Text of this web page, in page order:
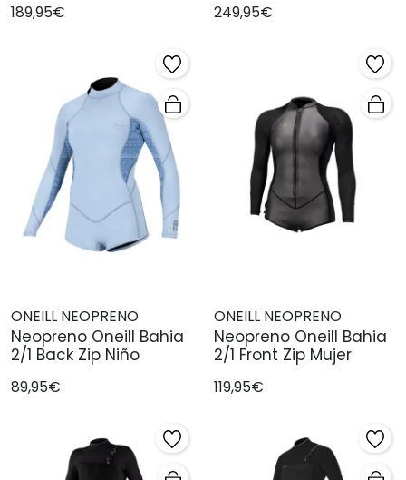
189,95€ 249,95€
ONEILL NEOPRENO
Neopreno Oneill Bahia
2/1 Back Zip Niño
89,95€
ONEILL NEOPRENO
Neopreno Oneill Bahia
2/1 Front Zip Mujer
119,95€